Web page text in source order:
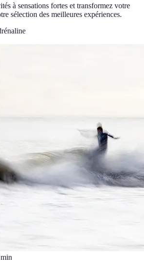
à sensations fortes et transformez votre
sélection des meilleures expériences.
min